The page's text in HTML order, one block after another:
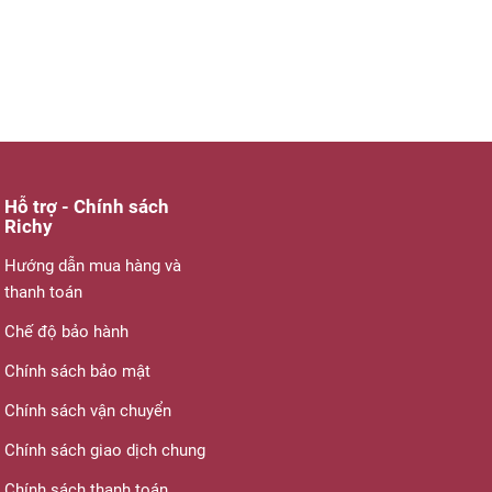
Hỗ trợ - Chính sách
Richy
Hướng dẫn mua hàng và
thanh toán
Chế độ bảo hành
Chính sách bảo mật
Chính sách vận chuyển
Chính sách giao dịch chung